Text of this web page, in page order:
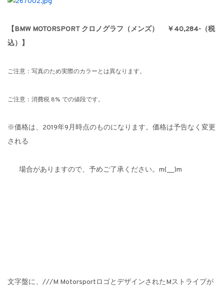
【BMW MOTORSPORT クロノグラフ（メンズ）
￥40,284-（税
込）】
ご注意：写真のため実際のカラーとは異なります。
ご注意：消費税 8% での値段です。
※価格は、2019年9月時点のものになります。価格は予告なく変更
される
場合がありますので、予めご了承ください。m(__)m
文字盤に、///M MotorsportロゴとデザインされたMストライプが